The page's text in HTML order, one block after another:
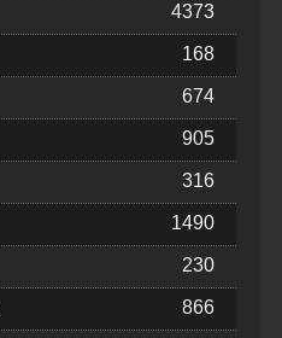
4373
168
674
905
316
1490
230
866